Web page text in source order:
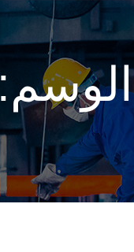
الوسم: